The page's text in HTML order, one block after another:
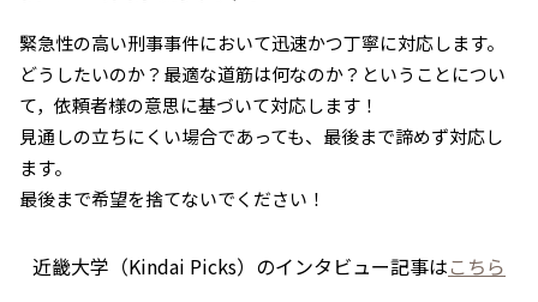
緊急性の高い刑事事件において迅速かつ丁寧に対応します。
どうしたいのか？最適な道筋は何なのか？ということについ
て，依頼者様の意思に基づいて対応します！
見通しの立ちにくい場合であっても、最後まで諦めず対応し
ます。
最後まで希望を捨てないでください！
近畿大学（Kindai Picks）のインタビュー記事はこちら